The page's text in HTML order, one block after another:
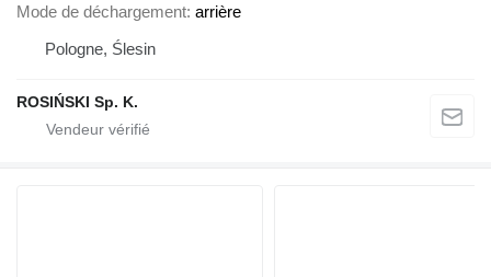
Mode de déchargement arrière
Pologne, Ślesin
ROSIŃSKI Sp. K.